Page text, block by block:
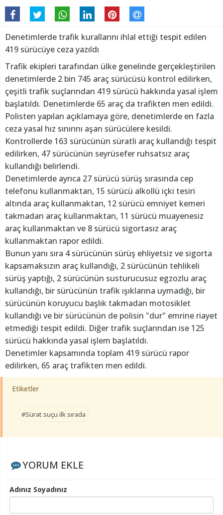
Denetimlerde trafik kurallarını ihlal ettiği tespit edilen
419 sürücüye ceza yazıldı
Trafik ekipleri tarafından ülke genelinde gerçekleştirilen
denetimlerde 2 bin 745 araç sürücüsü kontrol edilirken,
çeşitli trafik suçlarından 419 sürücü hakkında yasal işlem
başlatıldı. Denetimlerde 65 araç da trafikten men edildi.
Polisten yapılan açıklamaya göre, denetimlerde en fazla
ceza yasal hız sınırını aşan sürücülere kesildi.
Kontrollerde 163 sürücünün süratli araç kullandığı tespit
edilirken, 47 sürücünün seyrüsefer ruhsatsız araç
kullandığı belirlendi.
Denetimlerde ayrıca 27 sürücü sürüş sırasında cep
telefonu kullanmaktan, 15 sürücü alkollü içki tesiri
altında araç kullanmaktan, 12 sürücü emniyet kemeri
takmadan araç kullanmaktan, 11 sürücü muayenesiz
araç kullanmaktan ve 8 sürücü sigortasız araç
kullanmaktan rapor edildi.
Bunun yanı sıra 4 sürücünün sürüş ehliyetsiz ve sigorta
kapsamaksızın araç kullandığı, 2 sürücünün tehlikeli
sürüş yaptığı, 2 sürücünün susturucusuz egzozlu araç
kullandığı, bir sürücünün trafik ışıklarına uymadığı, bir
sürücünün koruyucu başlık takmadan motosiklet
kullandığı ve bir sürücünün de polisin "dur" emrine riayet
etmediği tespit edildi. Diğer trafik suçlarından ise 125
sürücü hakkında yasal işlem başlatıldı.
Denetimler kapsamında toplam 419 sürücü rapor
edilirken, 65 araç trafikten men edildi.
Etiketler
#Sürat suçu ilk sırada
YORUM EKLE
Adınız Soyadınız